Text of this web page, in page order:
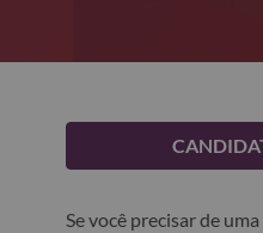
Se você precisar de